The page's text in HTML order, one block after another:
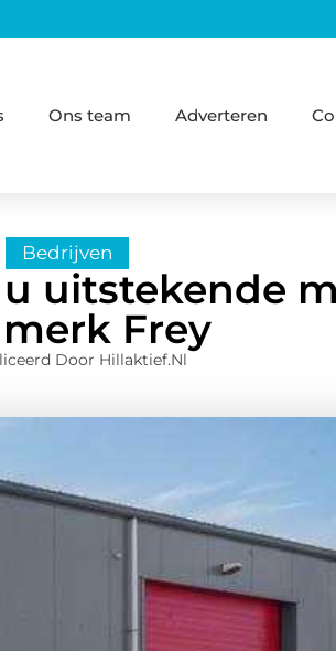
Ons team Adverteren
Bedrijven
uitstekende
Frey
Door Hillaktief.nl